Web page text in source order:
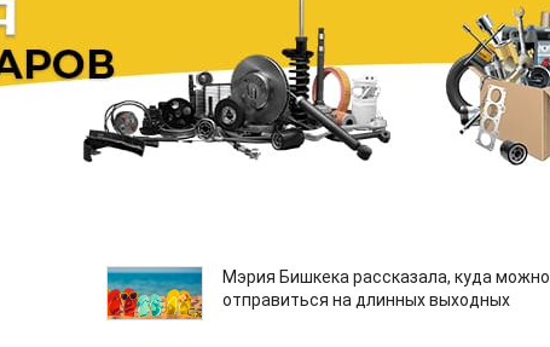
Мэрия Бишкека рассказала, куда можно
отправиться на длинных выходных